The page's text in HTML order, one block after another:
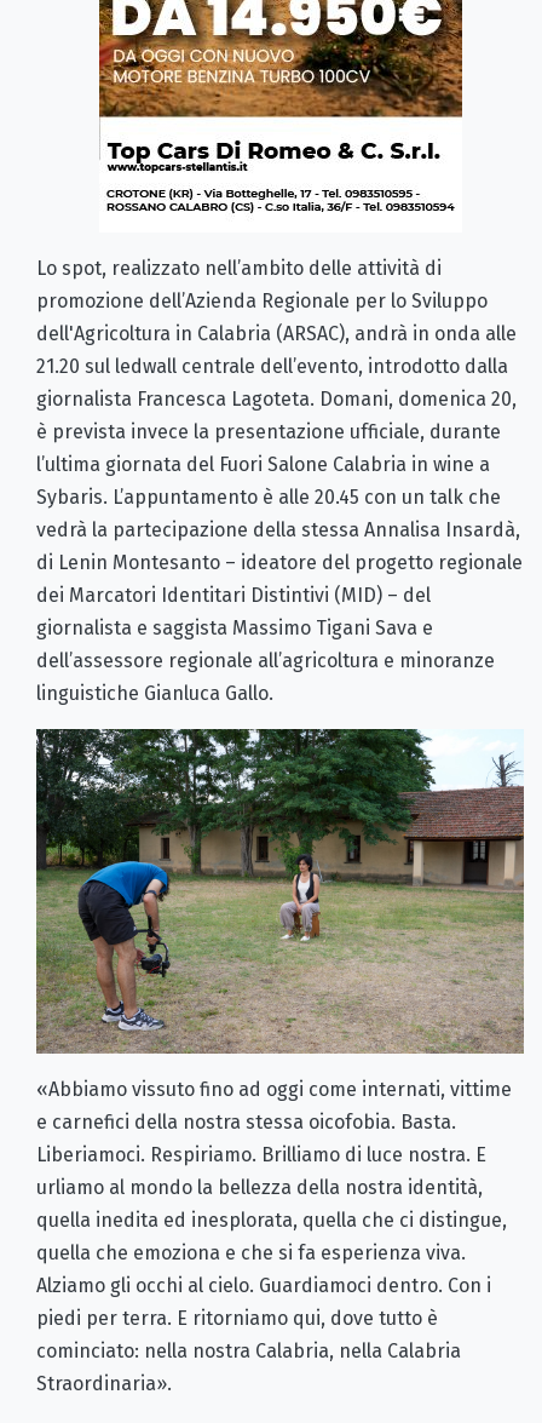
Lo spot, realizzato nell’ambito delle attività di
promozione dell’Azienda Regionale per lo Sviluppo
dell'Agricoltura in Calabria (ARSAC), andrà in onda alle
21.20 sul ledwall centrale dell’evento, introdotto dalla
giornalista Francesca Lagoteta. Domani, domenica 20,
è prevista invece la presentazione ufficiale, durante
l’ultima giornata del Fuori Salone Calabria in wine a
Sybaris. L’appuntamento è alle 20.45 con un talk che
vedrà la partecipazione della stessa Annalisa Insardà,
di Lenin Montesanto – ideatore del progetto regionale
dei Marcatori Identitari Distintivi (MID) – del
giornalista e saggista Massimo Tigani Sava e
dell’assessore regionale all’agricoltura e minoranze
linguistiche Gianluca Gallo.
«Abbiamo vissuto fino ad oggi come internati, vittime
e carnefici della nostra stessa oicofobia. Basta.
Liberiamoci. Respiriamo. Brilliamo di luce nostra. E
urliamo al mondo la bellezza della nostra identità,
quella inedita ed inesplorata, quella che ci distingue,
quella che emoziona e che si fa esperienza viva.
Alziamo gli occhi al cielo. Guardiamoci dentro. Con i
piedi per terra. E ritorniamo qui, dove tutto è
cominciato: nella nostra Calabria, nella Calabria
Straordinaria».